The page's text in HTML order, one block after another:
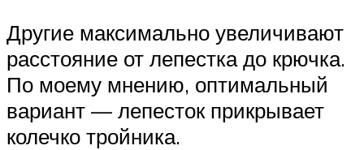
Другие максимально увеличивают
расстояние от лепестка до крючка.
По моему мнению, оптимальный
вариант — лепесток прикрывает
колечко тройника.